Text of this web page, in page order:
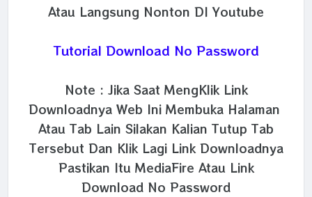
Atau Langsung Nonton DI Youtube
Tutorial Download No Password
Note : Jika Saat MengKlik Link
Downloadnya Web Ini Membuka Halaman
Atau Tab Lain Silakan Kalian Tutup Tab
Tersebut Dan Klik Lagi Link Downloadnya
Pastikan Itu MediaFire Atau Link
Download No Password